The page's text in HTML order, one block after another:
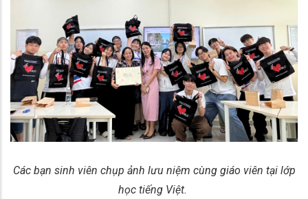
Các bạn sinh viên chụp ảnh lưu niệm cùng giáo viên tại lớp
học tiếng Việt.